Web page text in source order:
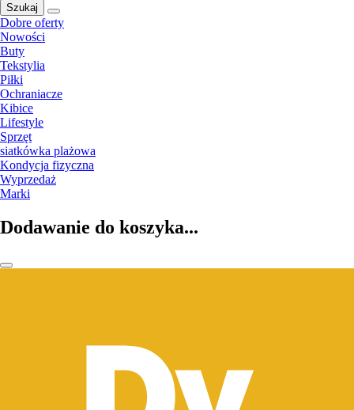
Szukaj
Dobre oferty
Nowości
Buty
Tekstylia
Piłki
Ochraniacze
Kibice
Lifestyle
Sprzęt
siatkówka plażowa
Kondycja fizyczna
Wyprzedaż
Marki
Dodawanie do koszyka...